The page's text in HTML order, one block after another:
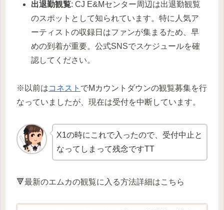
出退勤観覧: CJ E&Mセンター周辺は出退勤観覧
のスポットとして知られています。特に人気ア
ーティストの収録日はファンが集まるため、早
めの到着が重要。公式SNSでスケジュールを確
認してください。
※以前はコネスト でMカウントダウンの観覧募集を行
なっていましたが、現在は受付を中断しています。
X1の時にこれで入ったので、受付中止と
なってしまって残念ですTT
🔻最新のエムカの観覧に入る方法詳細はこちら